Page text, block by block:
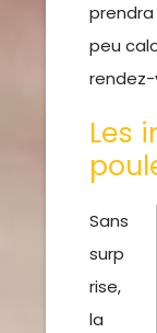
prendra
peu
rendez-
Les
Sans
surp
rise,
la